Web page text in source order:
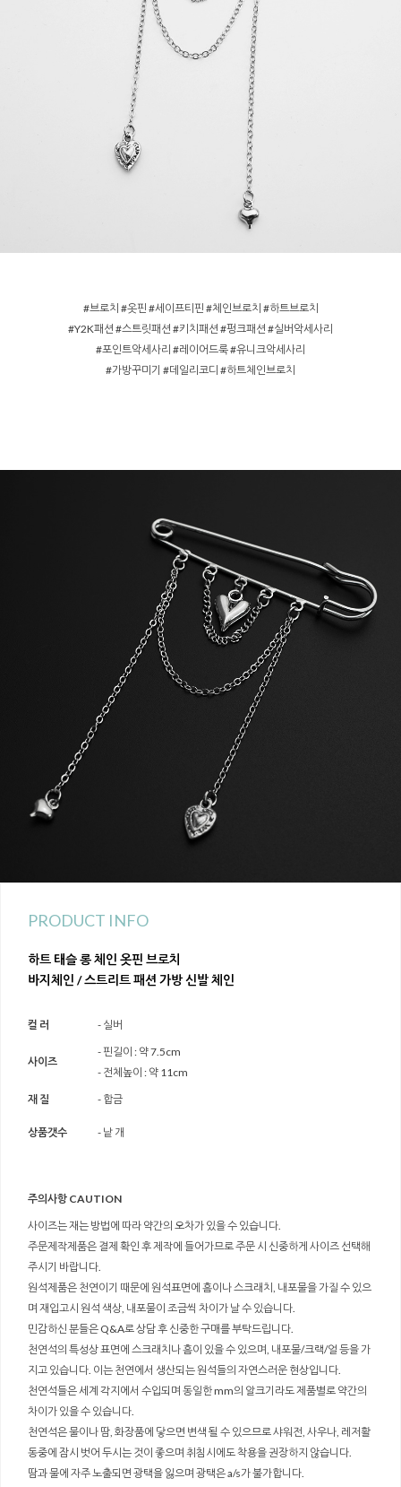
#브로치 #옷핀 #세이프티핀 #체인브로치 #하트브로치
#Y2K패션 #스트릿패션 #키치패션 #펑크패션 #실버악세사리
#포인트악세사리 #레이어드룩 #유니크악세사리
#가방꾸미기 #데일리코디 #하트체인브로치
PRODUCT INFO
하트 태슬 롱 체인 옷핀 브로치
바지체인 / 스트리트 패션 가방 신발 체인
컬 러 - 실버
사이즈
- 핀길이 : 약 7.5cm
- 전체높이 : 약 11cm
재 질
- 합금
상품갯수 - 낱 개
주의사항 CAUTION
사이즈는 재는 방법에 따라 약간의 오차가 있을 수 있습니다.
주문제작제품은 결제 확인 후 제작에 들어가므로 주문 시 신중하게 사이즈 선택해
주시기 바랍니다.
원석제품은 천연이기 때문에 원석표면에 흠이나 스크래치, 내포물을 가질 수 있으
며 재입고시 원석 색상, 내포물이 조금씩 차이가 날 수 있습니다.
민감하신 분들은 Q&A로 상담 후 신중한 구매를 부탁드립니다.
천연석의 특성상 표면에 스크래치나 흠이 있을 수 있으며, 내포물/크랙/얼 등을 가
지고 있습니다. 이는 천연에서 생산되는 원석들의 자연스러운 현상입니다.
천연석들은 세계 각지에서 수입되며 동일한 mm의 알크기라도 제품별로 약간의
차이가 있을 수 있습니다.
천연석은 물이나 땀, 화장품에 닿으면 변색 될 수 있으므로 샤워전, 사우나, 레저활
동중에 잠시 벗어 두시는 것이 좋으며 취침시에도 착용을 권장하지 않습니다.
땀과 물에 자주 노출되면 광택을 잃으며 광택은 a/s가 불가합니다.